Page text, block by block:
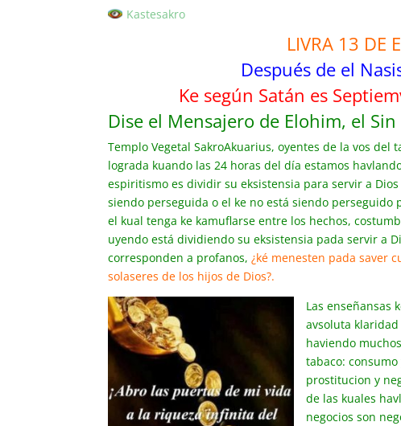
Kastesakro
LIVRA 13 DE
Después de el
Ke según Satán es
Dise el Mensajero de Elohim, el Sin
Templo Vegetal SakroAkuarius, oyentes de la vos
lograda kuando las 24 horas del día estamos
espiritismo es dividir su eksistensia para servir a
siendo perseguida o el ke no está siendo perseguido
el kual tenga ke kamuflarse entre los hechos,
uyendo está dividiendo su eksistensia pada servir a
corresponden a profanos,¿ké menesten pada saver
solaseres de los hijos de Dios?.
Las enseñansas
avsoluta
haviendo
tabaco:
prostitucion y
de las kuales
negocios son